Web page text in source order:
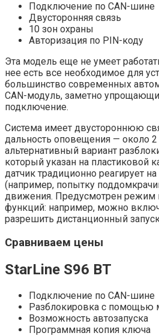
Подключение по CAN-шине
Двусторонняя связь
10 зон охраны
Авторизация по PIN-коду
Эта модель еще не умеет
нее есть все необходимое для
большинство современных
CAN-модуль, заметно
подключение.
Система имеет двустороннюю
дальность оповещения — около
альтернативный вариант
который указан на пластиковой
датчик традиционно реагирует
(например, попытку
движения. Предусмотрен режим
функций: например, можно
разрешить дистанционный
Сравниваем цены
StarLine S96 BT
Подключение по CAN-шине
Разблокировка с помощью
Возможность автозапуска
Программная копия ключа